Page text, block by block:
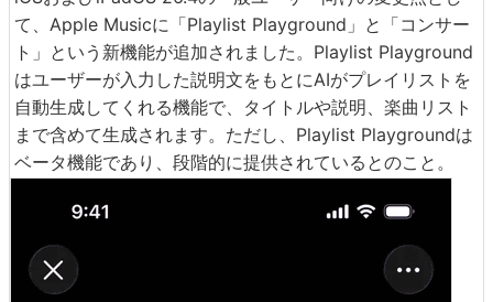
て、Apple Musicに「Playlist Playground」と「コンサー
ト」という新機能が追加されました。Playlist Playground
はユーザーが入力した説明文をもとにAIがプレイリストを
自動生成してくれる機能で、タイトルや説明、楽曲リスト
まで含めて生成されます。ただし、Playlist Playgroundは
ベータ機能であり、段階的に提供されているとのこと。